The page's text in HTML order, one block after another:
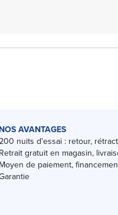
NOS AVANTAGES
nuits d'essai : retour,
Retrait gratuit en magasin,
Moyen de paiement,